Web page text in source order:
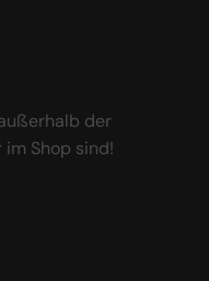
der
Shop sind!